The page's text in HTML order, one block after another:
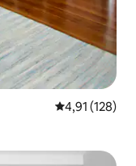
4,91 av 5 i
4,91 (128)